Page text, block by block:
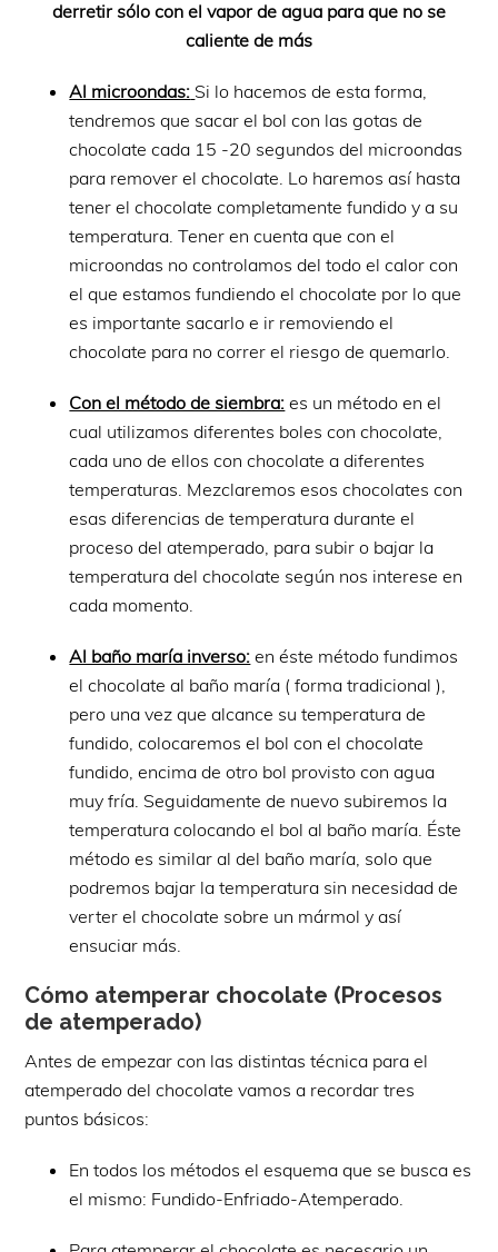
derretir sólo con el vapor de agua para que no se
caliente de más
Al microondas: Si lo hacemos de esta forma,
tendremos que sacar el bol con las gotas de
chocolate cada 15 -20 segundos del microondas
para remover el chocolate. Lo haremos así hasta
tener el chocolate completamente fundido y a su
temperatura. Tener en cuenta que con el
microondas no controlamos del todo el calor con
el que estamos fundiendo el chocolate por lo que
es importante sacarlo e ir removiendo el
chocolate para no correr el riesgo de quemarlo.
Con el método de siembra: es un método en el
cual utilizamos diferentes boles con chocolate,
cada uno de ellos con chocolate a diferentes
temperaturas. Mezclaremos esos chocolates con
esas diferencias de temperatura durante el
proceso del atemperado, para subir o bajar la
temperatura del chocolate según nos interese en
cada momento.
Al baño maría inverso: en éste método fundimos
el chocolate al baño maría ( forma tradicional ),
pero una vez que alcance su temperatura de
fundido, colocaremos el bol con el chocolate
fundido, encima de otro bol provisto con agua
muy fría. Seguidamente de nuevo subiremos la
temperatura colocando el bol al baño maría. Éste
método es similar al del baño maría, solo que
podremos bajar la temperatura sin necesidad de
verter el chocolate sobre un mármol y así
ensuciar más.
Cómo atemperar chocolate (Procesos
de atemperado)
Antes de empezar con las distintas técnica para el
atemperado del chocolate vamos a recordar tres
puntos básicos:
En todos los métodos el esquema que se busca es
el mismo: Fundido-Enfriado-Atemperado.